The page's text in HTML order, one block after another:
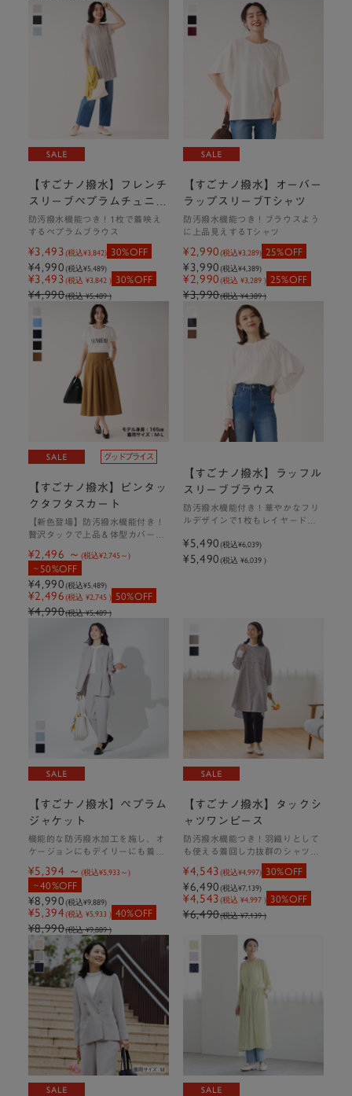
カラー：オフホワイト、ベージ
ュ、ネイビー
詳細・購入はこちら
1枚も重ね着しても◎
シルエット美人になれるベーシックシャツ
インナーを変えて使えるシーズンを問わない8分袖が便利な大人
シャツ。
汚れに強いすごナノ撥水なのでどんなときもきれいに心地よく着
撥水
ウォッシャブル
【すごナノ撥水】バックフレアベ
ーシックシャツ
￥4,990（税込￥5,489）
カラー：ホワイト、ネイビー、サ
ックス（ストライプ）、ピンク
（ストライプ）
【すごナノ撥水】フレンチ
スリーブペプラムチュニッ
ク
防汚撥水機能つき！1枚で着映え
するペプラムブラウス
¥3,493(税込¥3,842) 30%OFF
¥4,990(税込¥5,489)
¥3,493(税込 ¥3,842 ) 30%OFF
¥4,990(税込 ¥5,489 )
【すごナノ撥水】オーバー
ラップスリーブTシャツ
防汚撥水機能つき！ブラウスよう
に上品見えするTシャツ
¥2,990(税込¥3,289) 25%OFF
¥3,990(税込¥4,389)
¥2,990(税込 ¥3,289 ) 25%OFF
¥3,990(税込 ¥4,389 )
【すごナノ撥水】ピンタッ
クタフタスカート
【新色登場】防汚撥水機能付き！
贅沢タックで上品＆体型カバーを
¥2,496 (税込¥2,745 )
50%OFF
¥4,990(税込¥5,489)
¥2,496(税込 ¥2,745 ) 50%OFF
¥4,990(税込 ¥5,489 )
【すごナノ撥水】ラッフル
スリーブブラウス
防汚撥水機能付き！華やかなフリ
ルデザインで1枚もレイヤードに
¥5,490(税込¥6,039)
¥5,490(税込 ¥6,039 )
【すごナノ撥水】ペプラム
ジャケット
機能的な防汚撥水加工を施し、オ
ケージョンにもデイリーにも着回
¥5,394 (税込¥5,933 )
40%OFF
¥8,990(税込¥9,889)
¥5,394(税込 ¥5,933 ) 40%OFF
¥8,990(税込 ¥9,889 )
【すごナノ撥水】タックシ
ャツワンピース
防汚撥水機能つき！羽織りとして
も使える着回し力抜群のシャツワ
¥4,543(税込¥4,997) 30%OFF
¥6,490(税込¥7,139)
¥4,543(税込 ¥4,997 ) 30%OFF
¥6,490(税込 ¥7,139 )